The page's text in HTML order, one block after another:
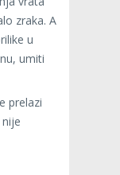
zraka. A
u
umiti
prelazi